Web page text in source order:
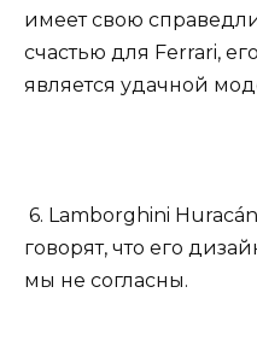
имеет свою
счастью для Ferrari,
является удачной
6. Lamborghini
говорят, что его
мы не согласны.